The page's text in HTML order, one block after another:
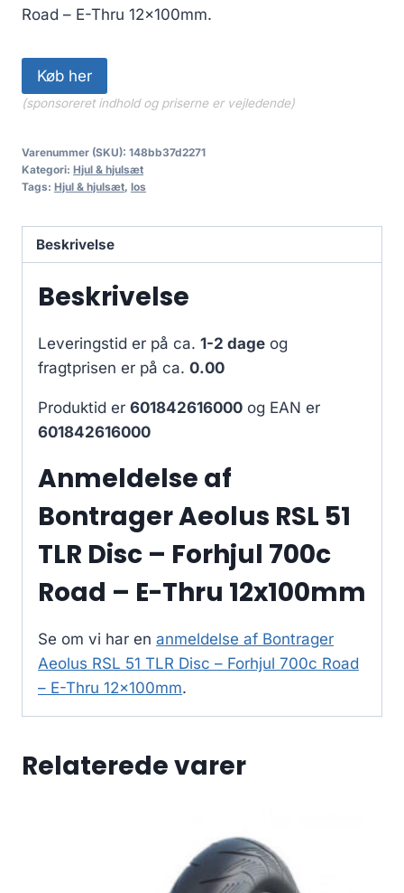
Road – E-Thru 12x100mm.
Køb her
(sponsoreret indhold og priserne er vejledende)
Varenummer (SKU): 148bb37d2271
Kategori: Hjul & hjulsæt
Tags: Hjul & hjulsæt, los
Beskrivelse
Beskrivelse
Leveringstid er på ca. 1-2 dage og
fragtprisen er på ca. 0.00
Produktid er 601842616000 og EAN er
601842616000
Anmeldelse af
Bontrager Aeolus RSL 51
TLR Disc – Forhjul 700c
Road – E-Thru 12x100mm
Se om vi har en anmeldelse af Bontrager
Aeolus RSL 51 TLR Disc – Forhjul 700c Road
– E-Thru 12x100mm.
Relaterede varer